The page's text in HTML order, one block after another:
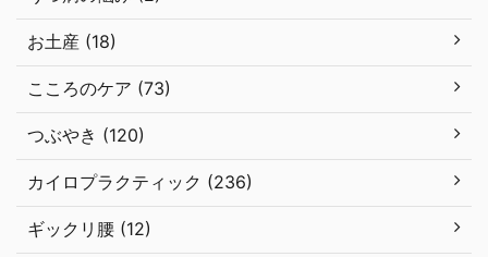
お土産 (18)
こころのケア (73)
つぶやき (120)
カイロプラクティック (236)
ギックリ腰 (12)